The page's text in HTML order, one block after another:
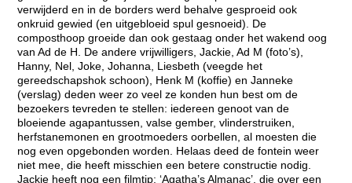
verwijderd en in de borders werd behalve gesproeid ook
onkruid gewied (en uitgebloeid spul gesnoeid). De
composthoop groeide dan ook gestaag onder het wakend oog
van Ad de H. De andere vrijwilligers, Jackie, Ad M (foto’s),
Hanny, Nel, Joke, Johanna, Liesbeth (veegde het
gereedschapshok schoon), Henk M (koffie) en Janneke
(verslag) deden weer zo veel ze konden hun best om de
bezoekers tevreden te stellen: iedereen genoot van de
bloeiende agapantussen, valse gember, vlinderstruiken,
herfstanemonen en grootmoeders oorbellen, al moesten die
nog even opgebonden worden. Helaas deed de fontein weer
niet mee, die heeft misschien een betere constructie nodig.
Jackie heeft nog een filmtip: ‘Agatha’s Almanac’, die over een